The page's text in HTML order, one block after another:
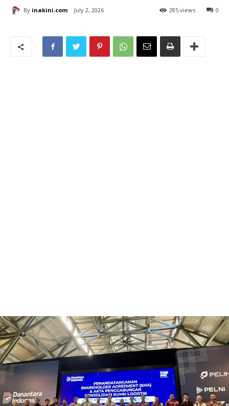
By inakini.com July 2, 2026 0
285 views